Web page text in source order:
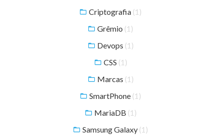
Criptografia (1)
Grêmio (1)
Devops (1)
CSS (1)
Marcas (1)
SmartPhone (1)
MariaDB (1)
Samsung Galaxy (1)